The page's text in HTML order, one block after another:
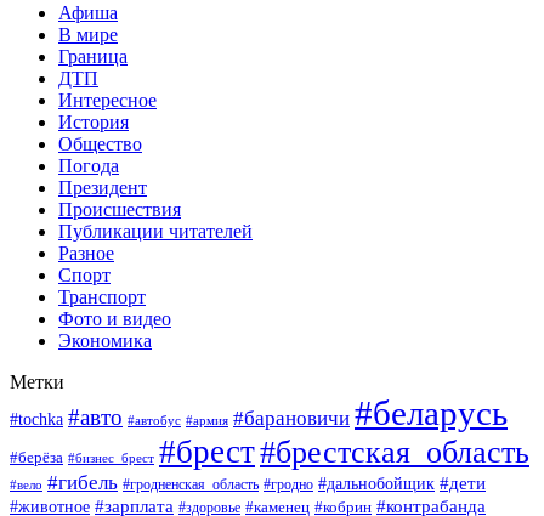
Афиша
В мире
Граница
ДТП
Интересное
История
Общество
Погода
Президент
Происшествия
Публикации читателей
Разное
Спорт
Транспорт
Фото и видео
Экономика
Метки
#tochka #авто #автобус #армия #барановичи #беларусь
#берёза #бизнес_брест #брест#брестская_область
#вело #гибель #гродненская_область #гродно #дальнобойщик #дети
#животное #зарплата #здоровье #каменец #кобрин #контрабанда